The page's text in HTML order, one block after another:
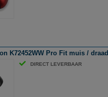
K72452WW Pro Fit muis /
DIRECT LEVERBAAR